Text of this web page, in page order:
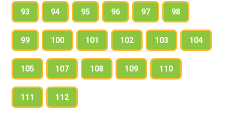
93 94 95 96 97 98
99 100 101 102 103 104
105 107 108 109 110
111 112